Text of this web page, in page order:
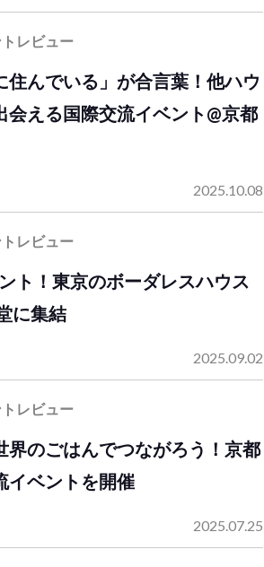
レビュー
住んでいる」が合言葉！他ハウ
会える国際交流イベント@京都
2025.10.08
レビュー
ト！東京のボーダレスハウス
に集結
2025.09.02
レビュー
界のごはんでつながろう！京都
イベントを開催
2025.07.25